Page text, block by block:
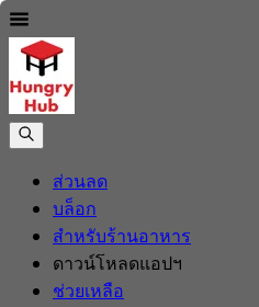
ส่วนลด
บล็อก
สำหรับร้านอาหาร
ดาวน์โหลดแอปฯ
ช่วยเหลือ